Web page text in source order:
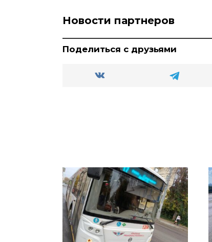
Новости партнеров
Поделиться с друзьями